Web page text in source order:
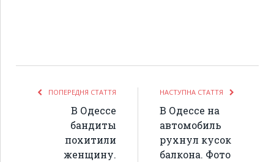
ПОПЕРЕДНЯ СТАТТЯ
В Одессе
бандиты
похитили
женщину.
НАСТУПНА СТАТТЯ
В Одессе на
автомобиль
рухнул кусок
балкона. Фото